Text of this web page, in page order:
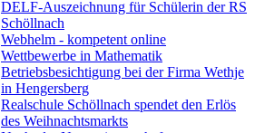
DELF-Auszeichnung für Schülerin der RS
Schöllnach
Webhelm - kompetent online
Wettbewerbe in Mathematik
Betriebsbesichtigung bei der Firma Wethje
in Hengersberg
Realschule Schöllnach spendet den Erlös
des Weihnachtsmarkts